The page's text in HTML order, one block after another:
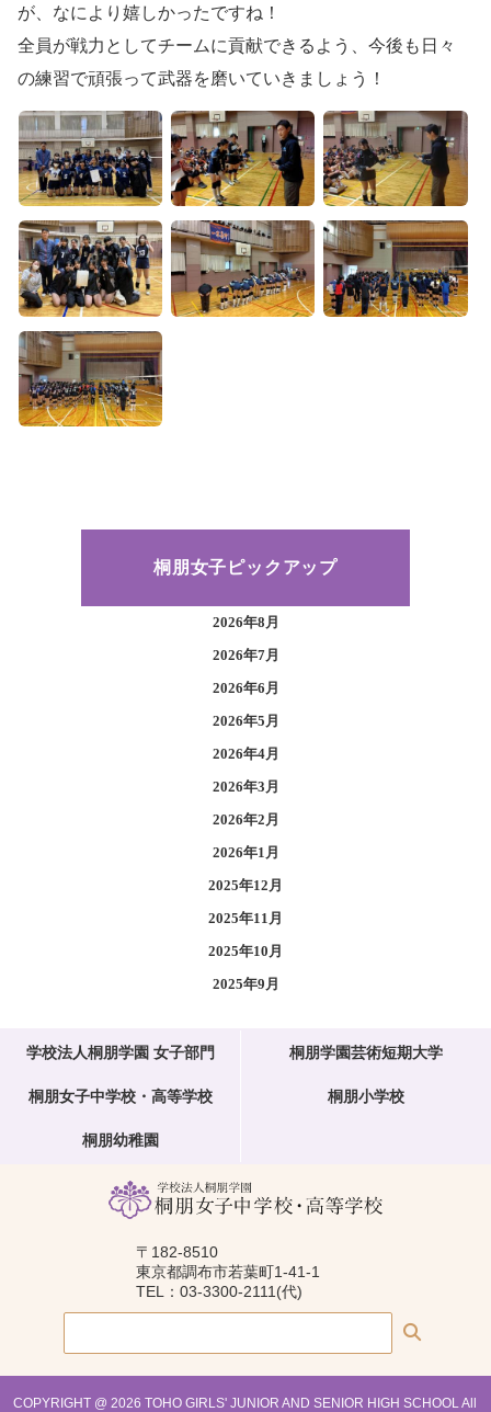
が、なにより嬉しかったですね！
全員が戦力としてチームに貢献できるよう、今後も日々
の練習で頑張って武器を磨いていきましょう！
桐朋女子ピックアップ
2026年8月
2026年7月
2026年6月
2026年5月
2026年4月
2026年3月
2026年2月
2026年1月
2025年12月
2025年11月
2025年10月
2025年9月
学校法人桐朋学園 女子部門 桐朋学園芸術短期大学
桐朋女子中学校・高等学校 桐朋小学校
桐朋幼稚園
〒182-8510
東京都調布市若葉町1-41-1
TEL：03-3300-2111(代)
COPYRIGHT @ 2026 TOHO GIRLS' JUNIOR AND SENIOR HIGH SCHOOL All